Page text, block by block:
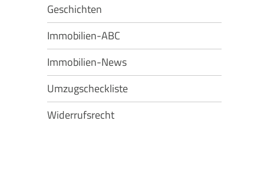
Geschichten
Immobilien-ABC
Immobilien-News
Umzugscheckliste
Widerrufsrecht